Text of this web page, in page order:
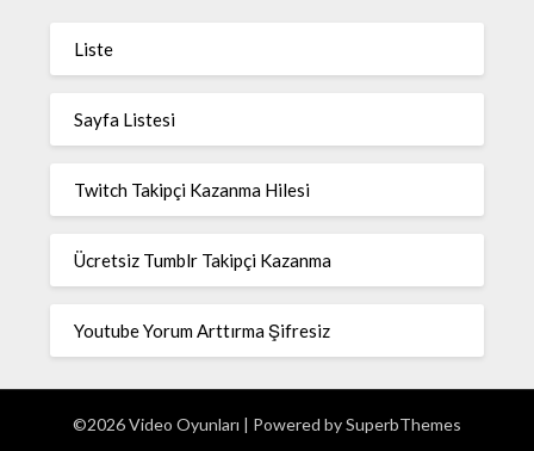
Liste
Sayfa Listesi
Twitch Takipçi Kazanma Hilesi
Ücretsiz Tumblr Takipçi Kazanma
Youtube Yorum Arttırma Şifresiz
©2026 Video Oyunları | Powered bySuperbThemes